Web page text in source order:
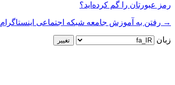
رمز عبورتان را گم کرده‌اید؟
→ رفتن به آموزش جامعه شبکه اجتماعی اینستاگرام
زبان